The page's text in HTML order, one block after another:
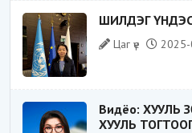
ШИЛДЭГ
Цаг үе
Видёо: ХУУЛЬ
ХУУЛЬ